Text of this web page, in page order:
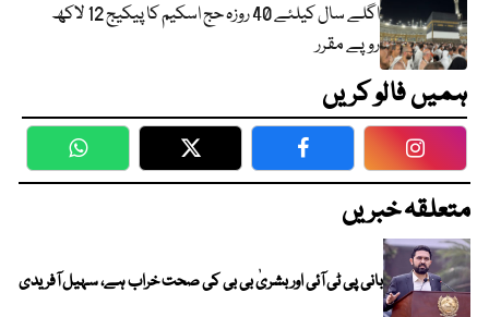
اگلے سال کیلئے 40 روزہ حج اسکیم کا پیکیج 12 لاکھ
روپے مقرر
ہمیں فالو کریں
WhatsApp Twitter Facebook
متعلقہ خبریں
بانی پی ٹی آئی اور بشریٰ بی بی کی صحت خراب ہے، سہیل آفریدی